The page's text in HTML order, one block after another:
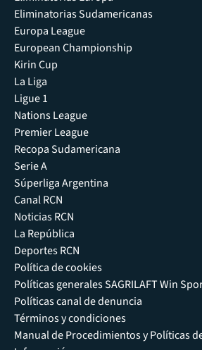
Eliminatorias Sudamericanas
Europa League
European Championship
Kirin Cup
La Liga
Ligue 1
Nations League
Premier League
Recopa Sudamericana
Serie A
Súperliga Argentina
Canal RCN
Noticias RCN
La República
Deportes RCN
Política de cookies
Políticas generales SAGRILAFT Win
Políticas canal de denuncia
Términos y condiciones
Manual de Procedimientos y Políticas